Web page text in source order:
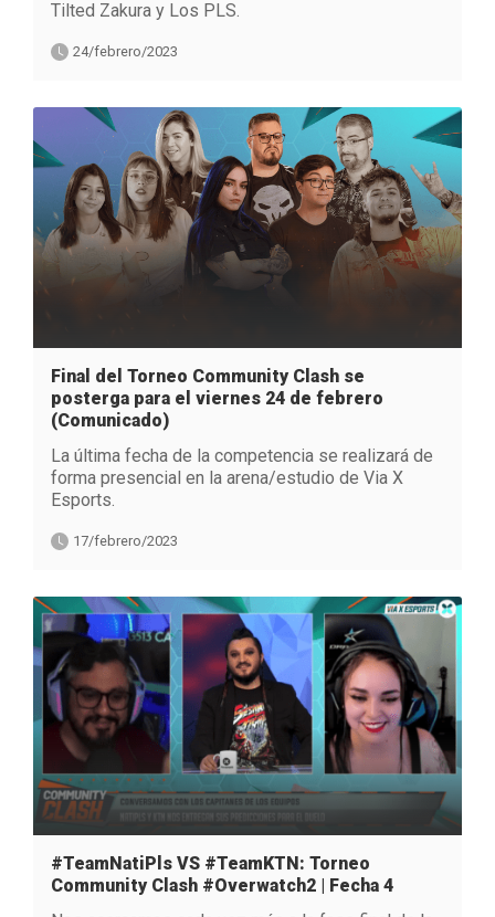
Tilted Zakura y Los PLS.
24/febrero/2023
Final del Torneo Community Clash se
posterga para el viernes 24 de febrero
(Comunicado)
La última fecha de la competencia se realizará de
forma presencial en la arena/estudio de Via X
Esports.
17/febrero/2023
#TeamNatiPls VS #TeamKTN: Torneo
Community Clash #Overwatch2 | Fecha 4